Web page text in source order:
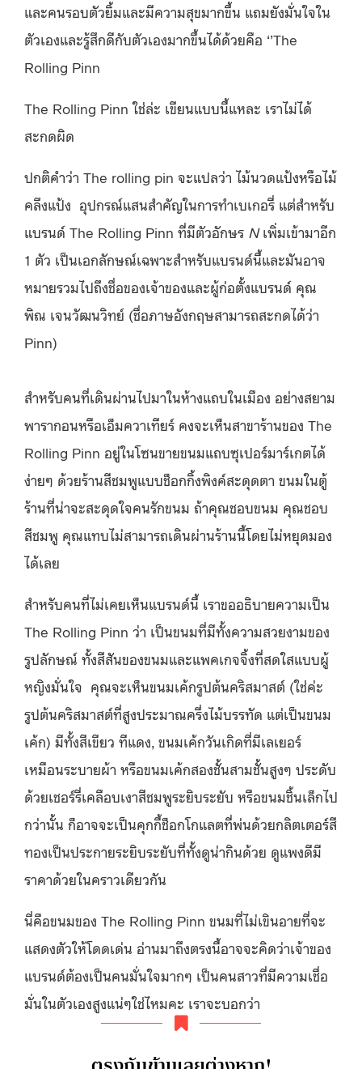
และคนรอบตัวยิ้มและมีความสุขมากขึ้น แถมยังมั่นใจใน
ตัวเองและรู้สึกดีกับตัวเองมากขึ้นได้ด้วยคือ ‘’The
Rolling Pinn
The Rolling Pinn ใช่ล่ะ เขียนแบบนี้แหละ เราไม่ได้
สะกดผิด
ปกติคำว่า The rolling pin จะแปลว่า ไม้นวดแป้งหรือไม้
คลึงแป้ง อุปกรณ์แสนสำคัญในการทำเบเกอรี่ แต่สำหรับ
แบรนด์ The Rolling Pinn ที่มีตัวอักษร Nเพิ่มเข้ามาอีก
1 ตัว เป็นเอกลักษณ์เฉพาะสำหรับแบรนด์นี้และมันอาจ
หมายรวมไปถึงชื่อของเจ้าของและผู้ก่อตั้งแบรนด์ คุณ
พิณ เจนวัฒนวิทย์ (ชื่อภาษอังกฤษสามารถสะกดได้ว่า
Pinn)
สำหรับคนที่เดินผ่านไปมาในห้างแถบในเมือง อย่างสยาม
พารากอนหรือเอ็มควาเทียร์ คงจะเห็นสาขาร้านของ The
Rolling Pinn อยู่ในโซนขายขนมแถบซุเปอร์มาร์เกตได้
ง่ายๆ ด้วยร้านสีชมพูแบบช็อกกิ้งพิงค์สะดุดตา ขนมในตู้
ร้านที่น่าจะสะดุดใจคนรักขนม ถ้าคุณชอบขนม คุณชอบ
สีชมพู คุณแทบไม่สามารถเดินผ่านร้านนี้โดยไม่หยุดมอง
ได้เลย
สำหรับคนที่ไม่เคยเห็นแบรนด์นี้ เราขออธิบายความเป็น
The Rolling Pinn ว่า เป็นขนมที่มีทั้งความสวยงามของ
รูปลักษณ์ ทั้งสีสันของขนมและแพคเกจจิ้งที่สดใสแบบผู้
หญิงมั่นใจ คุณจะเห็นขนมเค้กรูปต้นคริสมาสต์ (ใช่ค่ะ
รูปต้นคริสมาสต์ที่สูงประมาณครึ่งไม้บรรทัด แต่เป็นขนม
เค้ก) มีทั้งสีเขียว ทีแดง, ขนมเค้กวันเกิดที่มีเลเยอร์
เหมือนระบายผ้า หรือขนมเค้กสองชั้นสามชั้นสูงๆ ประดับ
ด้วยเชอร์รี่เคลือบเงาสีชมพูระยิบระยับ หรือขนมชิ้นเล็กไป
กว่านั้น ก็อาจจะเป็นคุกกี้ช็อกโกแลตที่พ่นด้วยกลิตเตอร์สี
ทองเป็นประกายระยิบระยับที่ทั้งดูน่ากินด้วย ดูแพงดีมี
ราคาด้วยในคราวเดียวกัน
นี่คือขนมของ The Rolling Pinn ขนมที่ไม่เขินอายที่จะ
แสดงตัวให้โดดเด่น อ่านมาถึงตรงนี้อาจจะคิดว่าเจ้าของ
แบรนด์ต้องเป็นคนมั่นใจมากๆ เป็นคนสาวที่มีความเชื่อ
มั่นในตัวเองสูงแน่ๆใช่ไหมคะ เราจะบอกว่า